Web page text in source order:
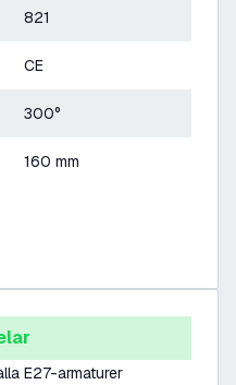
821
CE
300°
160 mm
E27-armaturer